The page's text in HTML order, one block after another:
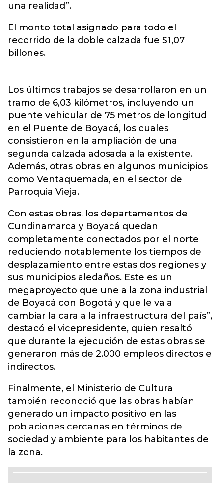
una realidad”.
El monto total asignado para todo el
recorrido de la doble calzada fue $1,07
billones.
Los últimos trabajos se desarrollaron en un
tramo de 6,03 kilómetros, incluyendo un
puente vehicular de 75 metros de longitud
en el Puente de Boyacá, los cuales
consistieron en la ampliación de una
segunda calzada adosada a la existente.
Además, otras obras en algunos municipios
como Ventaquemada, en el sector de
Parroquia Vieja.
Con estas obras, los departamentos de
Cundinamarca y Boyacá quedan
completamente conectados por el norte
reduciendo notablemente los tiempos de
desplazamiento entre estas dos regiones y
sus municipios aledaños. Este es un
megaproyecto que une a la zona industrial
de Boyacá con Bogotá y que le va a
cambiar la cara a la infraestructura del país”,
destacó el vicepresidente, quien resaltó
que durante la ejecución de estas obras se
generaron más de 2.000 empleos directos e
indirectos.
Finalmente, el Ministerio de Cultura
también reconoció que las obras habían
generado un impacto positivo en las
poblaciones cercanas en términos de
sociedad y ambiente para los habitantes de
la zona.